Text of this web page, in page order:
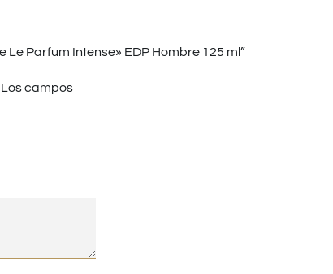
Le Parfum Intense» EDP Hombre 125 ml”
Los campos